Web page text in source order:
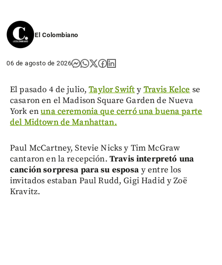
El Colombiano
06 de agosto de 2026
El pasado 4 de julio,Taylor Swifty Travis Kelce se
casaron en el Madison Square Garden de Nueva
York enuna ceremonia que cerró una buena parte
del Midtown de Manhattan.
Paul McCartney, Stevie Nicks y Tim McGraw
cantaron en la recepción. Travis interpretó una
canción sorpresa para su esposa y entre los
invitados estaban Paul Rudd, Gigi Hadid y Zoë
Kravitz.